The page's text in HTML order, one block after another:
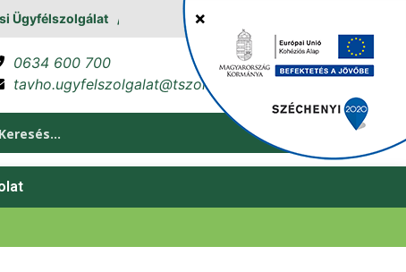
0634 600 700
tavho.ugyfelszolgalat@tszol.hu